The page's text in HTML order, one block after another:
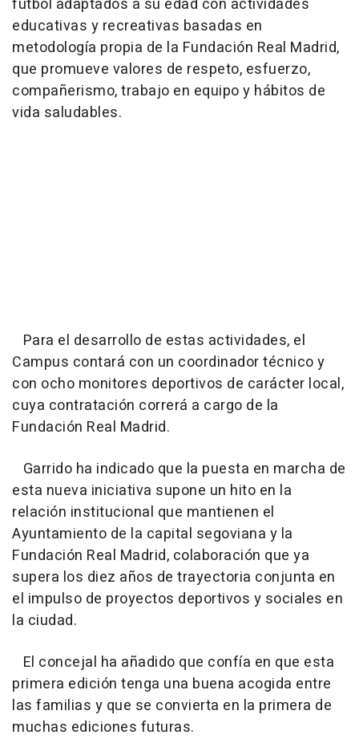
educativas y recreativas basadas en
metodología propia de la Fundación Real Madrid,
que promueve valores de respeto, esfuerzo,
compañerismo, trabajo en equipo y hábitos de
vida saludables.
Para el desarrollo de estas actividades, el
Campus contará con un coordinador técnico y
con ocho monitores deportivos de carácter local,
cuya contratación correrá a cargo de la
Fundación Real Madrid.
Garrido ha indicado que la puesta en marcha de
esta nueva iniciativa supone un hito en la
relación institucional que mantienen el
Ayuntamiento de la capital segoviana y la
Fundación Real Madrid, colaboración que ya
supera los diez años de trayectoria conjunta en
el impulso de proyectos deportivos y sociales en
la ciudad.
El concejal ha añadido que confía en que esta
primera edición tenga una buena acogida entre
las familias y que se convierta en la primera de
muchas ediciones futuras.